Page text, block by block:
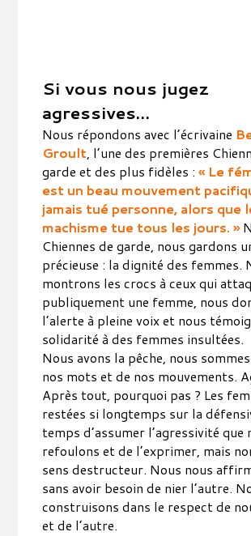
Si vous nous jugez
agressives…
Nous répondons avec l’écrivaine
Groult, l’une des premières
garde et des plus fidèles :« Le
est un beau mouvement
jamais tué personne, alors que
machisme tue tous les jours. »
Chiennes de garde, nous gardons
précieuse : la dignité des femmes.
montrons les crocs à ceux qui
publiquement une femme, nous
l’alerte à pleine voix et nous
solidarité à des femmes insultées.
Nous avons la pêche, nous
nos mots et de nos mouvements.
Après tout, pourquoi pas ? Les
restées si longtemps sur la
temps d’assumer l’agressivité que
refoulons et de l’exprimer, mais
sens destructeur. Nous nous
sans avoir besoin de nier l’autre.
construisons dans le respect de
et de l’autre.